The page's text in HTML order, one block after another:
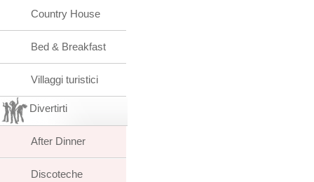
Country House
Bed & Breakfast
Villaggi turistici
Divertirti
After Dinner
Discoteche